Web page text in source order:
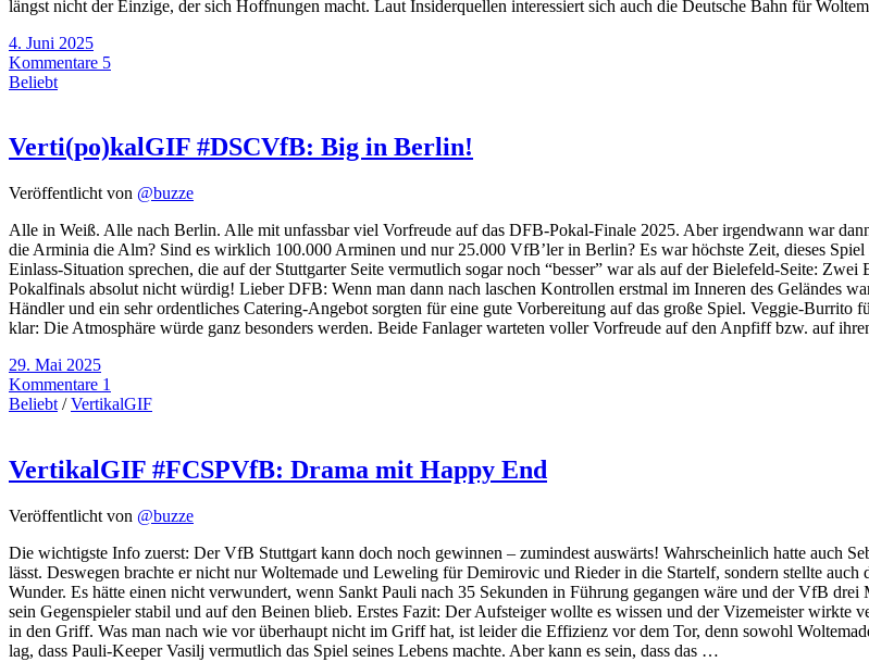
längst nicht der Einzige, der sich Hoffnungen macht. Laut Insiderquellen interessiert sich auch die Deutsche Bahn für
4. Juni 2025
Kommentare 5
Beliebt
Verti(po)kalGIF #DSCVfB: Big in Berlin!
Veröffentlicht von @buzze
Alle in Weiß. Alle nach Berlin. Alle mit unfassbar viel Vorfreude auf das DFB-Pokal-Finale 2025. Aber irgendwann war
die Arminia die Alm? Sind es wirklich 100.000 Arminen und nur 25.000 VfB’ler in Berlin? Es war höchste Zeit, dieses
Einlass-Situation sprechen, die auf der Stuttgarter Seite vermutlich sogar noch “besser” war als auf der Bielefeld-Seite:
Pokalfinals absolut nicht würdig! Lieber DFB: Wenn man dann nach laschen Kontrollen erstmal im Inneren des Geländes
Händler und ein sehr ordentliches Catering-Angebot sorgten für eine gute Vorbereitung auf das große Spiel. Veggie-
klar: Die Atmosphäre würde ganz besonders werden. Beide Fanlager warteten voller Vorfreude auf den Anpfiff bzw. auf
29. Mai 2025
Kommentare 1
Beliebt /VertikalGIF
VertikalGIF #FCSPVfB: Drama mit Happy End
Veröffentlicht von @buzze
Die wichtigste Info zuerst: Der VfB Stuttgart kann doch noch gewinnen – zumindest auswärts! Wahrscheinlich hatte auch
lässt. Deswegen brachte er nicht nur Woltemade und Leweling für Demirovic und Rieder in die Startelf, sondern stellte
Wunder. Es hätte einen nicht verwundert, wenn Sankt Pauli nach 35 Sekunden in Führung gegangen wäre und der VfB
sein Gegenspieler stabil und auf den Beinen blieb. Erstes Fazit: Der Aufsteiger wollte es wissen und der Vizemeister
in den Griff. Was man nach wie vor überhaupt nicht im Griff hat, ist leider die Effizienz vor dem Tor, denn sowohl
lag, dass Pauli-Keeper Vasilj vermutlich das Spiel seines Lebens machte. Aber kann es sein, dass das …